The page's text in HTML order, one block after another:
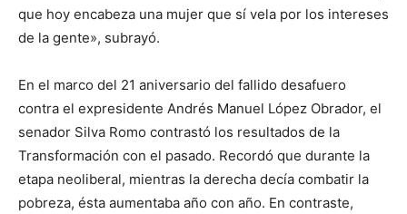
que hoy encabeza una mujer que sí vela por los intereses
de la gente», subrayó.
En el marco del 21 aniversario del fallido desafuero
contra el expresidente Andrés Manuel López Obrador, el
senador Silva Romo contrastó los resultados de la
Transformación con el pasado. Recordó que durante la
etapa neoliberal, mientras la derecha decía combatir la
pobreza, ésta aumentaba año con año. En contraste,